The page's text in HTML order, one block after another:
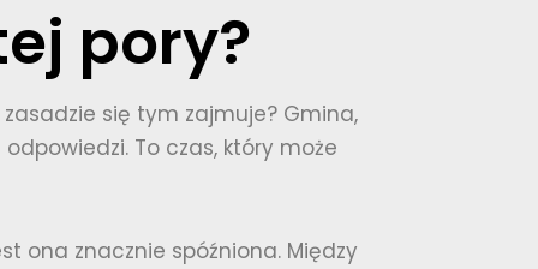
pory?
się tym zajmuje? Gmina,
To czas, który może
ona znacznie spóźniona. Między